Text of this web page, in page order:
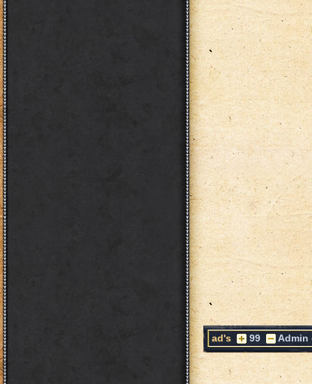
ad's 99 Admin